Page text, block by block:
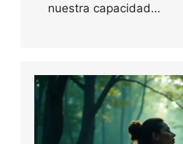
nuestra capacidad…